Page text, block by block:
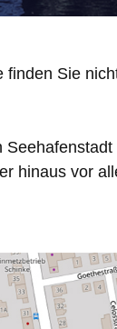
Sie
hinaus vor